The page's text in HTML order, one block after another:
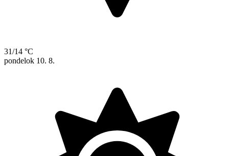
31/14 °C
pondelok 10. 8.